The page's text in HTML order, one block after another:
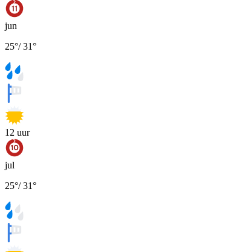
jun
25°/31°
12 uur
jul
25°/31°